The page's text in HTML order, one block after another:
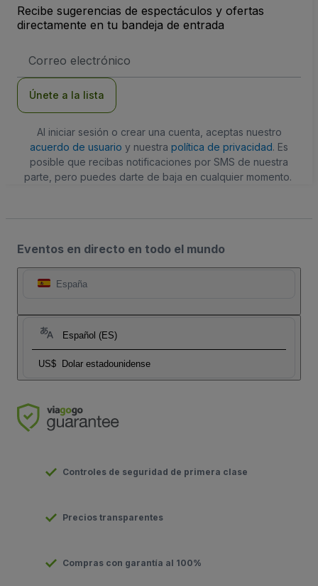
Recibe sugerencias de espectáculos y ofertas
directamente en tu bandeja de entrada
de
Únete a la lista
Al iniciar sesión o crear una cuenta, aceptas nuestro
acuerdo de usuario y nuestra política de privacidad. Es
posible que recibas notificaciones por SMS de nuestra
parte, pero puedes darte de baja en cualquier momento.
Eventos en directo en todo el mundo
España
Español (ES)
US$ Dolar estadounidense
Controles de seguridad de primera clase
Precios transparentes
Compras con garantía al 100%